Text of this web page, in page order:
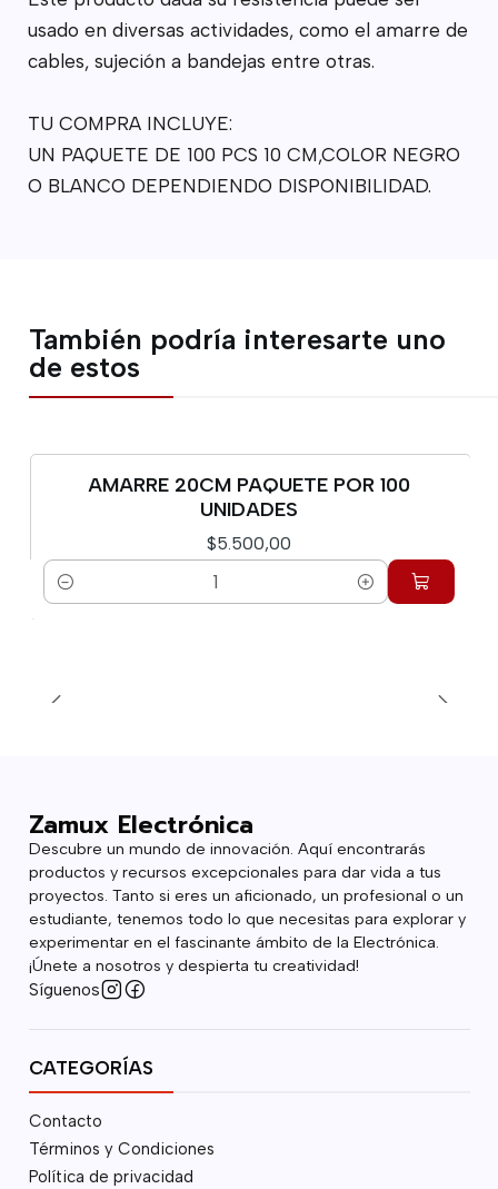
usado en diversas actividades, como el amarre de
cables, sujeción a bandejas entre otras.
TU COMPRA INCLUYE:
UN PAQUETE DE 100 PCS 10 CM,COLOR NEGRO
O BLANCO DEPENDIENDO DISPONIBILIDAD.
También podría interesarte uno
de estos
AMARRE 20CM PAQUETE POR 100
UNIDADES
$5.500,00
Cantidad
Zamux Electrónica
Descubre un mundo de innovación. Aquí encontrarás
productos y recursos excepcionales para dar vida a tus
proyectos. Tanto si eres un aficionado, un profesional o un
estudiante, tenemos todo lo que necesitas para explorar y
experimentar en el fascinante ámbito de la Electrónica.
¡Únete a nosotros y despierta tu creatividad!
Síguenos
CATEGORÍAS
Contacto
Términos y Condiciones
Política de privacidad